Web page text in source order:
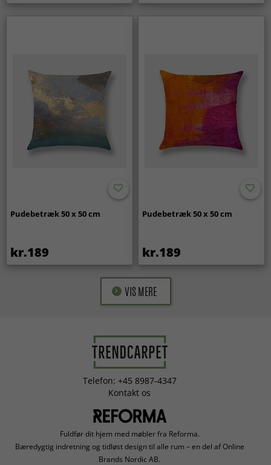
Pudebetræk 50 x 50 cm
kr.189
Pudebetræk 50 x 50 cm
kr.189
VIS MERE
Telefon: +45 8987-4347
Kontakt os
Fuldfør dit hjem med møbler fra Reforma.
Bæredygtig indretning og tidløst design til alle rum – en del af Online
Brands Nordic AB.